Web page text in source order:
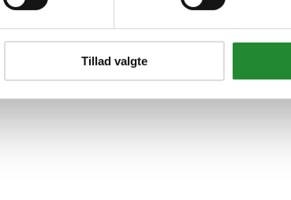
Tillad valgte
Dark 6 fods